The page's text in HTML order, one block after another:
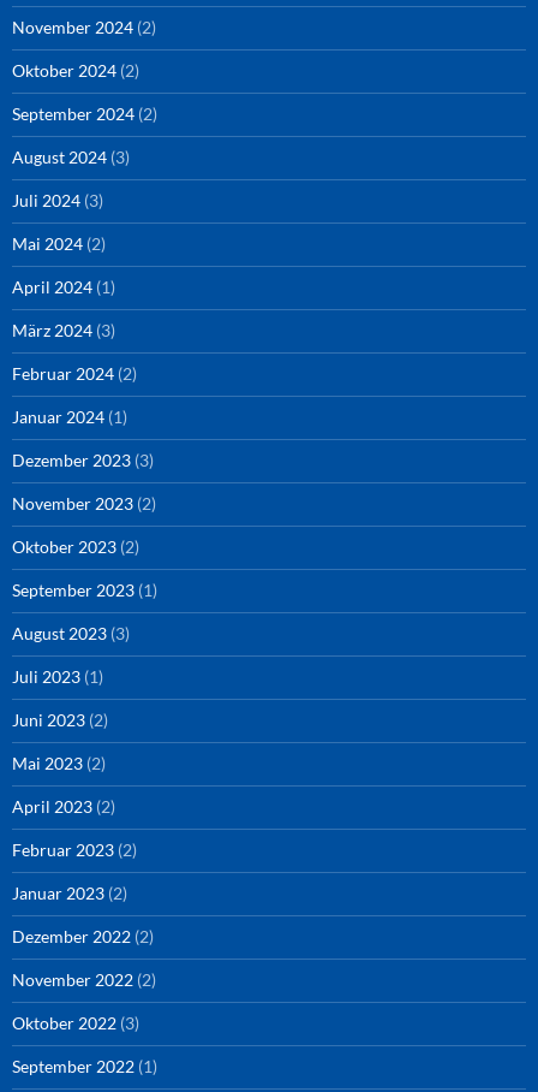
November 2024 (2)
Oktober 2024 (2)
September 2024 (2)
August 2024 (3)
Juli 2024 (3)
Mai 2024 (2)
April 2024 (1)
März 2024 (3)
Februar 2024 (2)
Januar 2024 (1)
Dezember 2023 (3)
November 2023 (2)
Oktober 2023 (2)
September 2023 (1)
August 2023 (3)
Juli 2023 (1)
Juni 2023 (2)
Mai 2023 (2)
April 2023 (2)
Februar 2023 (2)
Januar 2023 (2)
Dezember 2022 (2)
November 2022 (2)
Oktober 2022 (3)
September 2022 (1)